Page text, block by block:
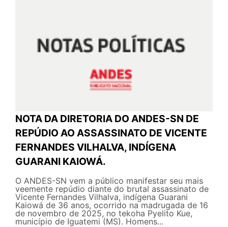
NOTA DA DIRETORIA DO ANDES-SN DE
REPÚDIO AO ASSASSINATO DE VICENTE
FERNANDES VILHALVA, INDÍGENA
GUARANI KAIOWÁ.
O ANDES-SN vem a público manifestar seu mais
veemente repúdio diante do brutal assassinato de
Vicente Fernandes Vilhalva, indígena Guarani
Kaiowá de 36 anos, ocorrido na madrugada de 16
de novembro de 2025, no tekoha Pyelito Kue,
município de Iguatemi (MS). Homens...